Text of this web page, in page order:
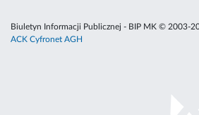
Biuletyn Informacji Publicznej - BIP MK © 2003-
ACK Cyfronet AGH